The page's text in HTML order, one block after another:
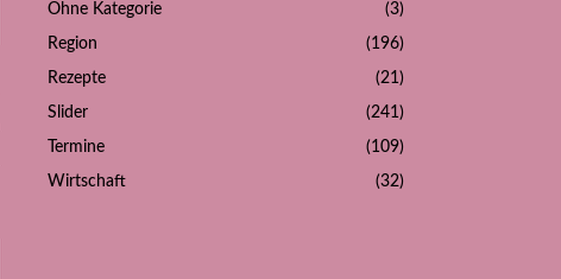
Ohne Kategorie (3)
Region (196)
Rezepte (21)
Slider (241)
Termine (109)
Wirtschaft (32)